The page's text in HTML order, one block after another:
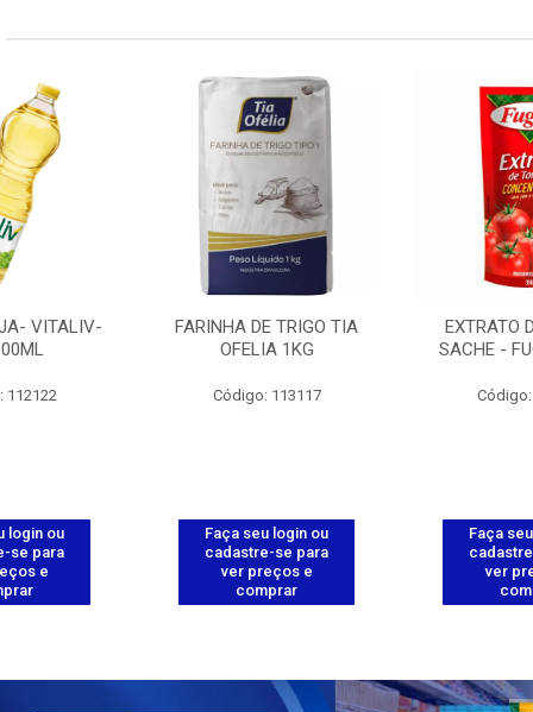
VITALIV-
112122
login ou
se para
e
FARINHA DE TRIGO TIA
OFELIA 1KG
Código: 113117
Faça seu login ou
cadastre-se para
ver preços e
comprar
EXTRATO
SACHE -
Faça
ver